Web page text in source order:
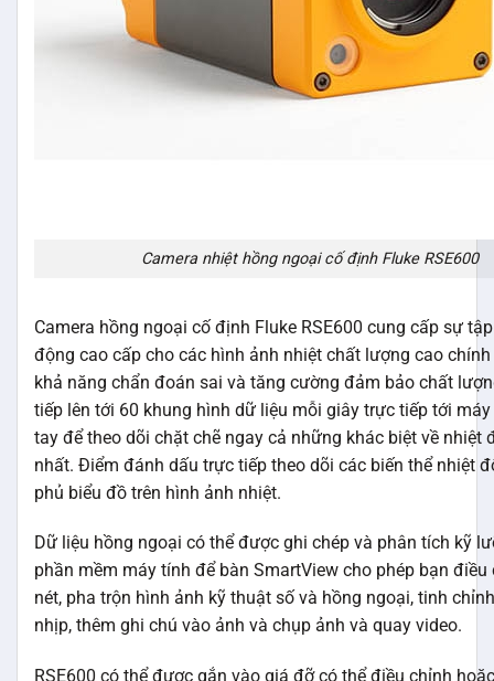
Camera nhiệt hồng ngoại cố định Fluke RSE600
Camera hồng ngoại cố định Fluke RSE600 cung cấp sự
động cao cấp cho các hình ảnh nhiệt chất lượng cao
khả năng chẩn đoán sai và tăng cường đảm bảo chất
tiếp lên tới 60 khung hình dữ liệu mỗi giây trực tiếp tới
tay để theo dõi chặt chẽ ngay cả những khác biệt về nhiệt
nhất. Điểm đánh dấu trực tiếp theo dõi các biến thể nhiệt
phủ biểu đồ trên hình ảnh nhiệt.
Dữ liệu hồng ngoại có thể được ghi chép và phân tích kỹ
phần mềm máy tính để bàn SmartView cho phép bạn điều
nét, pha trộn hình ảnh kỹ thuật số và hồng ngoại, tinh
nhịp, thêm ghi chú vào ảnh và chụp ảnh và quay video.
RSE600 có thể được gắn vào giá đỡ có thể điều chỉnh